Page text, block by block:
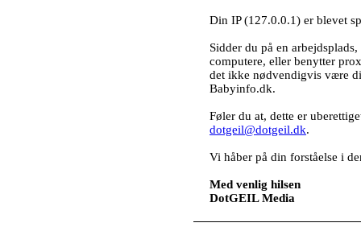
Din IP (127.0.0.1) er blevet
Sidder du på en
computere, eller benytter
det ikke nødvendigvis være
Babyinfo.dk.
Føler du at, dette er
dotgeil@dotgeil.dk.
Vi håber på din forståelse i
Med venlig hilsen
DotGEIL Media